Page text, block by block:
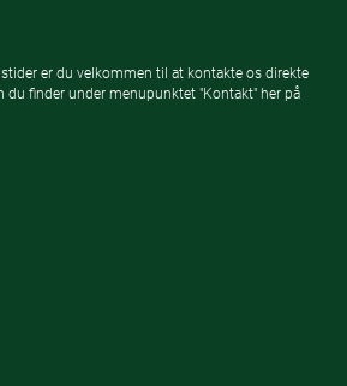
er du velkommen til at kontakte os direkte
du finder under menupunktet "Kontakt" her på